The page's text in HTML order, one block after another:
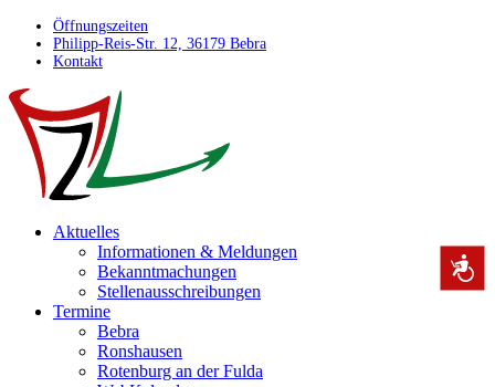
Öffnungszeiten
Philipp-Reis-Str. 12, 36179 Bebra
Kontakt
Aktuelles
Informationen & Meldungen
Bekanntmachungen
Stellenausschreibungen
Termine
Bebra
Ronshausen
Rotenburg an der Fulda